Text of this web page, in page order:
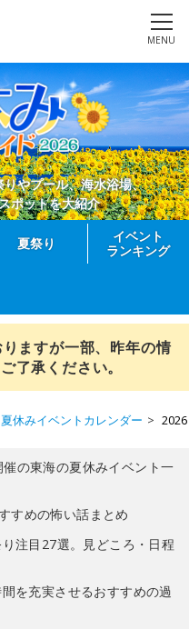
MENU
やプール、海水浴場、
ポットを大紹介
夏祭り
イベント
ランキング
ますが一部、昨年の情
了承ください。
夏休みイベントカレンダー
の東海の夏休みイベント一
すめの怖い話まとめ
注目27選。見どころ・日程
を充実させるおすすめの過